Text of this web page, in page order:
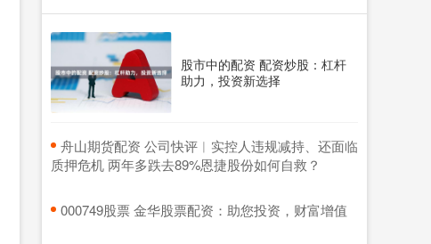
股市中的配资 配资炒股：杠杆
助力，投资新选择
​舟山期货配资 公司快评︱实控人违规减持、还面临
质押危机 两年多跌去89%恩捷股份如何自救？
​000749股票 金华股票配资：助您投资，财富增值